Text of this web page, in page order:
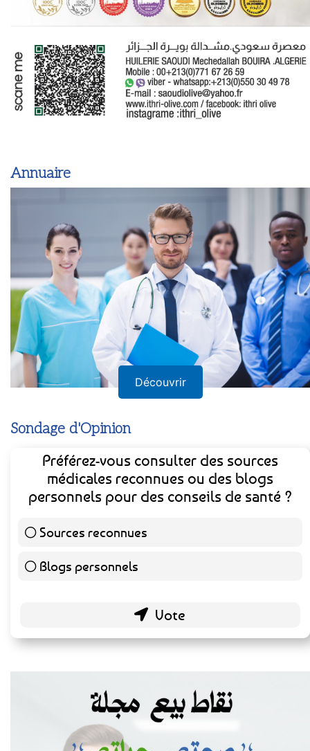
Annuaire
Découvrir
Sondage d'Opinion
Préférez-vous consulter des sources
médicales reconnues ou des blogs
personnels pour des conseils de santé ?
Sources reconnues
Blogs personnels